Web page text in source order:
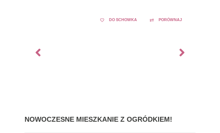
DO SCHOWKA PORÓWNAJ
NOWOCZESNE MIESZKANIE Z OGRÓDKIEM!